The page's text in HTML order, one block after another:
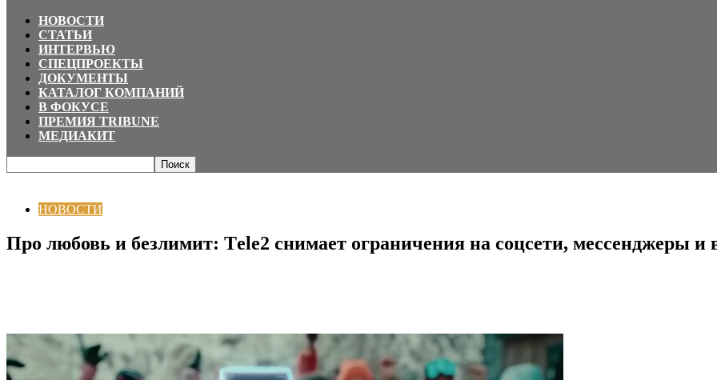
НОВОСТИ
СТАТЬИ
ИНТЕРВЬЮ
СПЕЦПРОЕКТЫ
ДОКУМЕНТЫ
КАТАЛОГ КОМПАНИЙ
В ФОКУСЕ
ПРЕМИЯ TRIBUNE
МЕДИАКИТ
НОВОСТИ
Про любовь и безлимит: Тele2 снимает ограничения на соцсети, мессенджеры и